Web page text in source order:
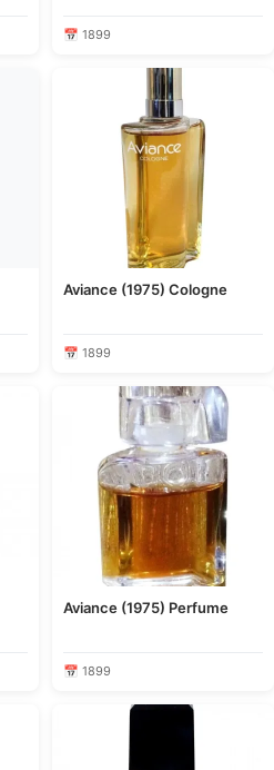
📅 1899
Aviance (1975) Cologne
📅 1899
Aviance (1975) Perfume
📅 1899